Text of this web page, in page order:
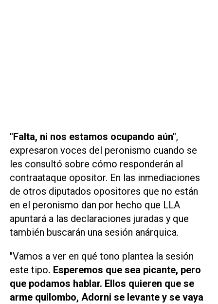
"Falta, ni nos estamos ocupando aún",
expresaron voces del peronismo cuando se
les consultó sobre cómo responderán al
contraataque opositor. En las inmediaciones
de otros diputados opositores que no están
en el peronismo dan por hecho que LLA
apuntará a las declaraciones juradas y que
también buscarán una sesión anárquica.
"Vamos a ver en qué tono plantea la sesión
este tipo. Esperemos que sea picante, pero
que podamos hablar. Ellos quieren que se
arme quilombo, Adorni se levante y se vaya